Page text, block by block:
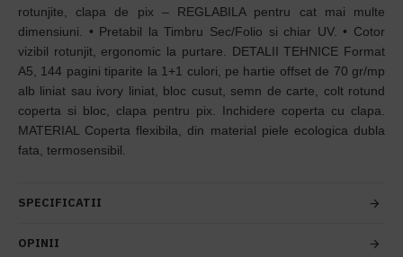
rotunjite, clapa de pix – REGLABILA pentru cat mai multe
dimensiuni. • Pretabil la Timbru Sec/Folio si chiar UV. • Cotor
vizibil rotunjit, ergonomic la purtare. DETALII TEHNICE Format
A5, 144 pagini tiparite la 1+1 culori, pe hartie offset de 70 gr/mp
alb liniat sau ivory liniat, bloc cusut, semn de carte, colt rotund
coperta si bloc, clapa pentru pix. Inchidere coperta cu clapa.
MATERIAL Coperta flexibila, din material piele ecologica dubla
fata, termosensibil.
SPECIFICATII
OPINII